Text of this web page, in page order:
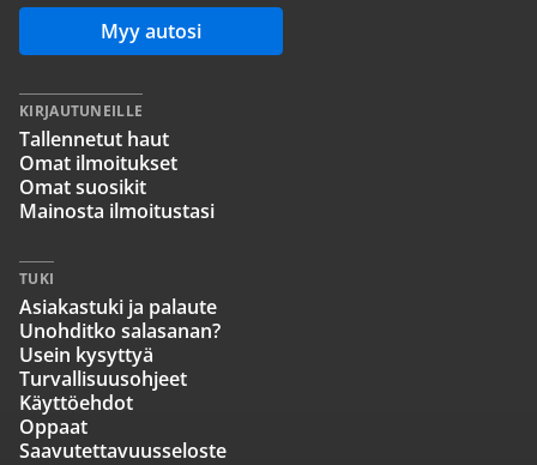
Myy autosi
KIRJAUTUNEILLE
Tallennetut haut
Omat ilmoitukset
Omat suosikit
Mainosta ilmoitustasi
TUKI
Asiakastuki ja palaute
Unohditko salasanan?
Usein kysyttyä
Turvallisuusohjeet
Käyttöehdot
Oppaat
Saavutettavuusseloste